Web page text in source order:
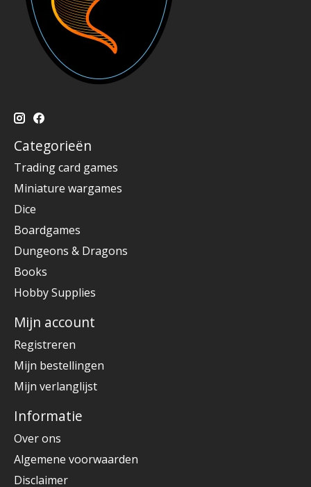
Categorieën
Trading card games
Miniature wargames
Dice
Boardgames
Dungeons & Dragons
Books
Hobby Supplies
Mijn account
Registreren
Mijn bestellingen
Mijn verlanglijst
Informatie
Over ons
Algemene voorwaarden
Disclaimer